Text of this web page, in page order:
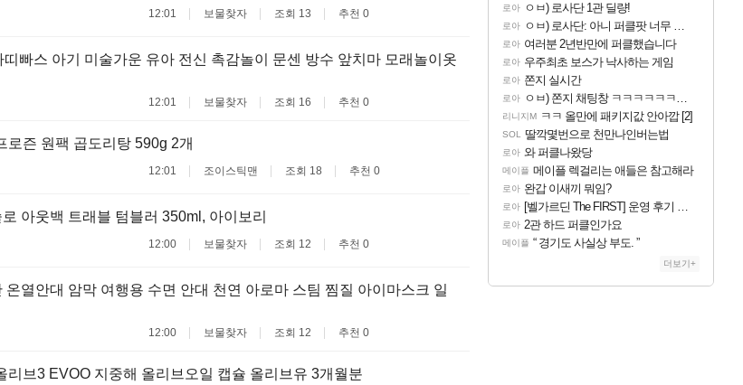
12:01 보물찾자 조회 13 추천 0
띠빠스 아기 미술가운 유아 전신 촉감놀이 문센 방수 앞치마 모래놀이옷
12:01 보물찾자 조회 16 추천 0
로즌 원팩 곱도리탕 590g 2개
12:01 조이스틱맨 조회 18 추천 0
아웃백 트래블 텀블러 350ml, 아이보리
12:00 보물찾자 조회 12 추천 0
온열안대 암막 여행용 수면 안대 천연 아로마 스팀 찜질 아이마스크 일
12:00 보물찾자 조회 12 추천 0
리브3 EVOO 지중해 올리브오일 캡슐 올리브유 3개월분
로아 ㅇㅂ) 로사단 1관 딜량!
로아 ㅇㅂ) 로사단: 아니 퍼클팟 너무 심하네 예의가 없어(?)
로아 여러분 2년반만에 퍼클했습니다
로아 우주최초 보스가 낙사하는 게임
로아 쫀지 실시간
로아 ㅇㅂ) 쫀지 채팅창 ㅋㅋㅋㅋㅋㅋㅋㅋㅋㅋㅋ
리니지M ㅋㅋ 올만에 패키지값 안아깝 [2]
SOL 딸깍몇번으로 천만나인버는법
로아 와 퍼클나왔당
메이플 메이플 렉걸리는 애들은 참고해라
로아 완갑 이새끼 뭐임?
로아 [벨가르딘 The FIRST] 운영 후기 + 1~3위 공대 축하 Ai짤
로아 2관 하드 퍼클인가요
메이플 “ 경기도 사실상 부도. ”
더보기+